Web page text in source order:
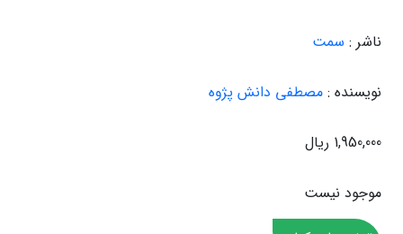
ناشر : سمت
نویسنده : مصطفی دانش پژوه
1,950,000 ریال
موجود نیست